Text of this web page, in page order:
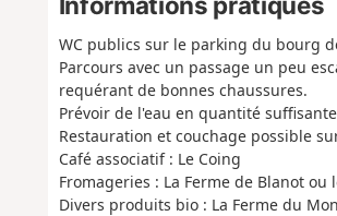
WC publics sur le parking du bourg
Parcours avec un passage un peu
requérant de bonnes chaussures.
Prévoir de l'eau en quantité
Restauration et couchage possible
Café associatif : Le Coing
Fromageries : La Ferme de Blanot ou
Divers produits bio : La Ferme du